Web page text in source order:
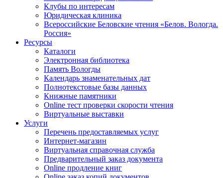
Клубы по интересам
Юридическая клиника
Всероссийские Беловские чтения «Белов. Вологда.
Россия»
Ресурсы
Каталоги
Электронная библиотека
Память Вологды
Календарь знаменательных дат
Полнотекстовые базы данных
Книжные памятники
Online тест проверки скорости чтения
Виртуальные выставки
Услуги
Перечень предоставляемых услуг
Интернет-магазин
Виртуальная справочная служба
Предварительный заказ документа
Online продление книг